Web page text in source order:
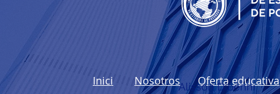
Inici Nosotros Oferta educativa
Alisson Dibenhi